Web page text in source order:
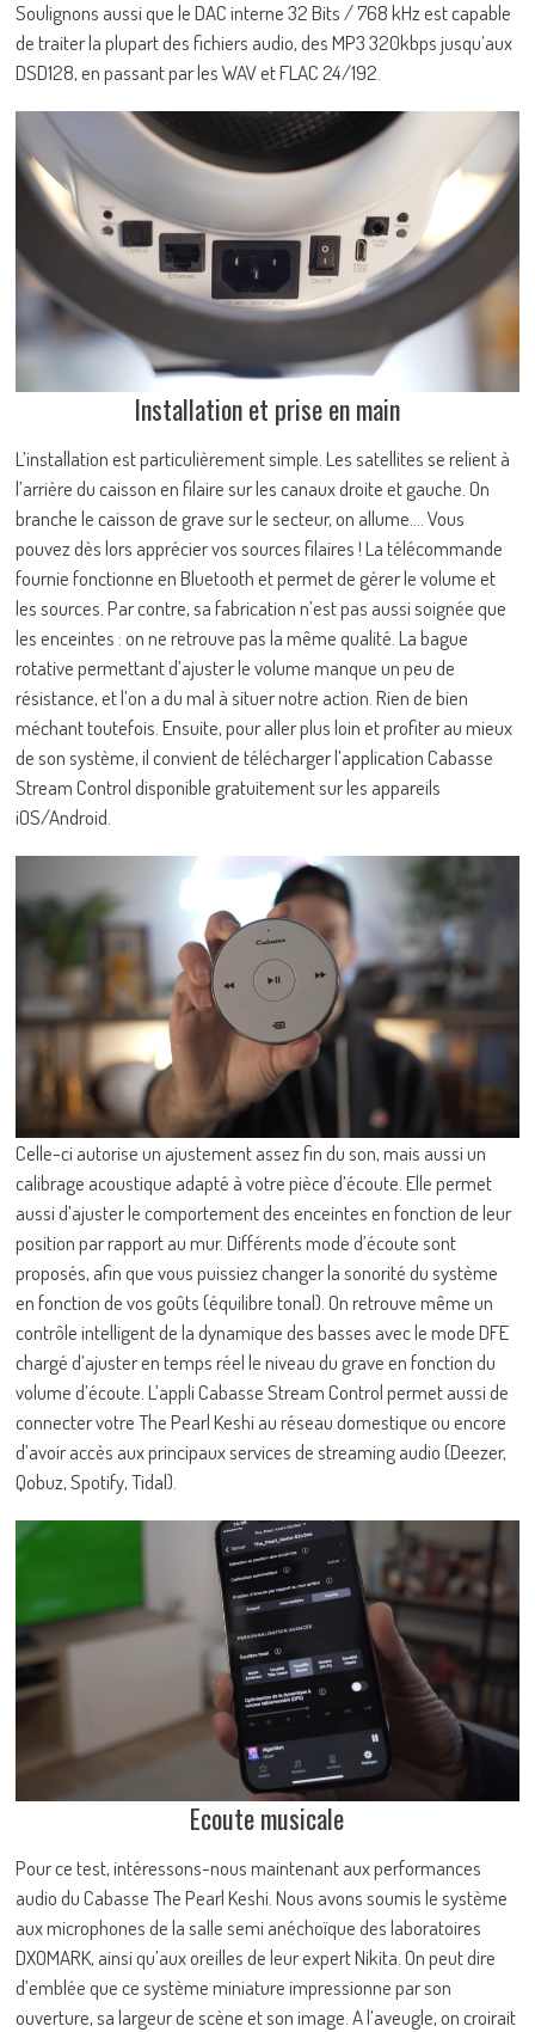
Soulignons aussi que le DAC interne 32 Bits / 768 kHz est capable
de traiter la plupart des fichiers audio, des MP3 320kbps jusqu’aux
DSD128, en passant par les WAV et FLAC 24/192.
Installation et prise en main
L’installation est particulièrement simple. Les satellites se relient à
l’arrière du caisson en filaire sur les canaux droite et gauche. On
branche le caisson de grave sur le secteur, on allume…. Vous
pouvez dès lors apprécier vos sources filaires ! La télécommande
fournie fonctionne en Bluetooth et permet de gérer le volume et
les sources. Par contre, sa fabrication n’est pas aussi soignée que
les enceintes : on ne retrouve pas la même qualité. La bague
rotative permettant d’ajuster le volume manque un peu de
résistance, et l’on a du mal à situer notre action. Rien de bien
méchant toutefois. Ensuite, pour aller plus loin et profiter au mieux
de son système, il convient de télécharger l’application Cabasse
Stream Control disponible gratuitement sur les appareils
iOS/Android.
Celle-ci autorise un ajustement assez fin du son, mais aussi un
calibrage acoustique adapté à votre pièce d’écoute. Elle permet
aussi d’ajuster le comportement des enceintes en fonction de leur
position par rapport au mur. Différents mode d’écoute sont
proposés, afin que vous puissiez changer la sonorité du système
en fonction de vos goûts (équilibre tonal). On retrouve même un
contrôle intelligent de la dynamique des basses avec le mode DFE
chargé d’ajuster en temps réel le niveau du grave en fonction du
volume d’écoute. L’appli Cabasse Stream Control permet aussi de
connecter votre The Pearl Keshi au réseau domestique ou encore
d’avoir accès aux principaux services de streaming audio (Deezer,
Qobuz, Spotify, Tidal).
Ecoute musicale
Pour ce test, intéressons-nous maintenant aux performances
audio du Cabasse The Pearl Keshi. Nous avons soumis le système
aux microphones de la salle semi anéchoïque des laboratoires
DXOMARK, ainsi qu’aux oreilles de leur expert Nikita. On peut dire
d’emblée que ce système miniature impressionne par son
ouverture, sa largeur de scène et son image. A l’aveugle, on croirait